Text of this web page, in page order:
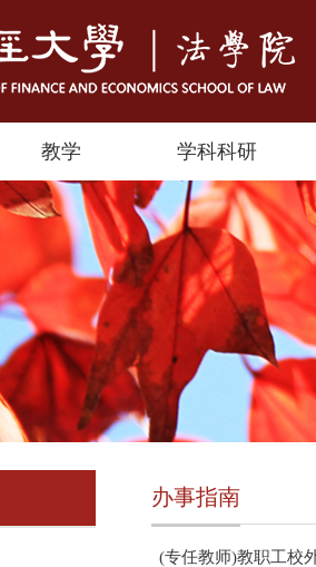
教学 学科科研
办事指南
(专任教师)教职工校